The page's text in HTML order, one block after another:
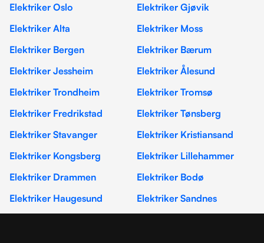
Elektriker Oslo
Elektriker Gjøvik
Elektriker Alta
Elektriker Moss
Elektriker Bergen
Elektriker Bærum
Elektriker Jessheim
Elektriker Ålesund
Elektriker Trondheim
Elektriker Tromsø
Elektriker Fredrikstad
Elektriker Tønsberg
Elektriker Stavanger
Elektriker Kristiansand
Elektriker Kongsberg
Elektriker Lillehammer
Elektriker Drammen
Elektriker Bodø
Elektriker Haugesund
Elektriker Sandnes